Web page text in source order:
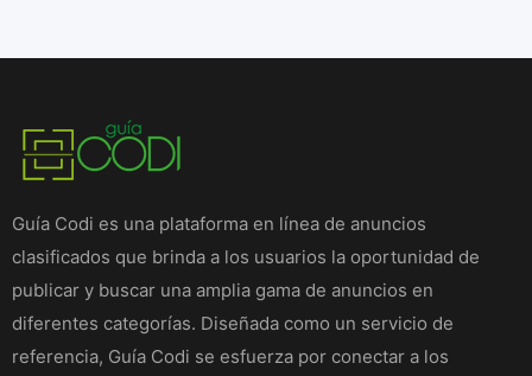
Guía Codi es una plataforma en línea de anuncios
clasificados que brinda a los usuarios la oportunidad de
publicar y buscar una amplia gama de anuncios en
diferentes categorías. Diseñada como un servicio de
referencia, Guía Codi se esfuerza por conectar a los